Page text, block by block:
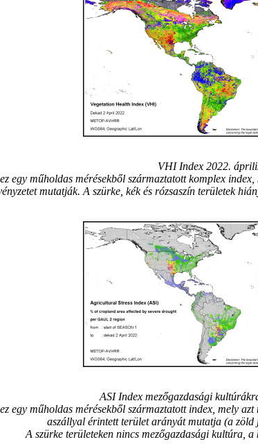
VHI Index 2022.
egy műholdas mérésekből származtatott komplex
mutatják. A szürke, kék és rózsaszín területek
ASI Index mezőgazdasági
egy műholdas mérésekből származtatott index, mely
aszállyal érintett terület arányát mutatja (a
A szürke területeken nincs mezőgazdasági kultúra,